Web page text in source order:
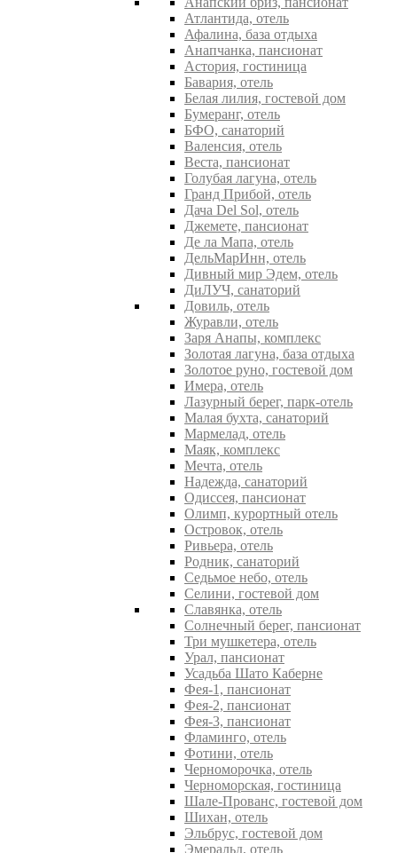
Атлантида, отель
Афалина, база отдыха
Анапчанка, пансионат
Астория, гостиница
Бавария, отель
Белая лилия, гостевой дом
Бумеранг, отель
БФО, санаторий
Валенсия, отель
Веста, пансионат
Голубая лагуна, отель
Гранд Прибой, отель
Дача Del Sol, отель
Джемете, пансионат
Де ла Мапа, отель
ДельМарИнн, отель
Дивный мир Эдем, отель
ДиЛУЧ, санаторий
Довиль, отель
Журавли, отель
Заря Анапы, комплекс
Золотая лагуна, база отдыха
Золотое руно, гостевой дом
Имера, отель
Лазурный берег, парк-отель
Малая бухта, санаторий
Мармелад, отель
Маяк, комплекс
Мечта, отель
Надежда, санаторий
Одиссея, пансионат
Олимп, курортный отель
Островок, отель
Ривьера, отель
Родник, санаторий
Седьмое небо, отель
Селини, гостевой дом
Славянка, отель
Солнечный берег, пансионат
Три мушкетера, отель
Урал, пансионат
Усадьба Шато Каберне
Фея-1, пансионат
Фея-2, пансионат
Фея-3, пансионат
Фламинго, отель
Фотини, отель
Черноморочка, отель
Черноморская, гостиница
Шале-Прованс, гостевой дом
Шихан, отель
Эльбрус, гостевой дом
Эмеральд, отель